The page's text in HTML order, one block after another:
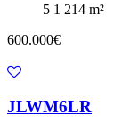
5 1 214 m²
600.000€
JLWM6LR